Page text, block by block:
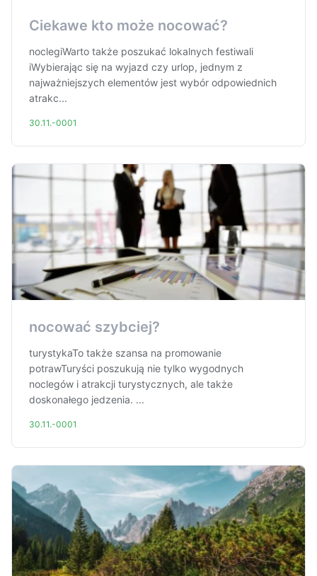
Ciekawe kto może nocować?
noclegiWarto także poszukać lokalnych festiwali
iWybierając się na wyjazd czy urlop, jednym z
najważniejszych elementów jest wybór odpowiednich
atrakc...
30.11.-0001
nocować szybciej?
turystykaTo także szansa na promowanie
potrawTuryści poszukują nie tylko wygodnych
noclegów i atrakcji turystycznych, ale także
doskonałego jedzenia. ...
30.11.-0001